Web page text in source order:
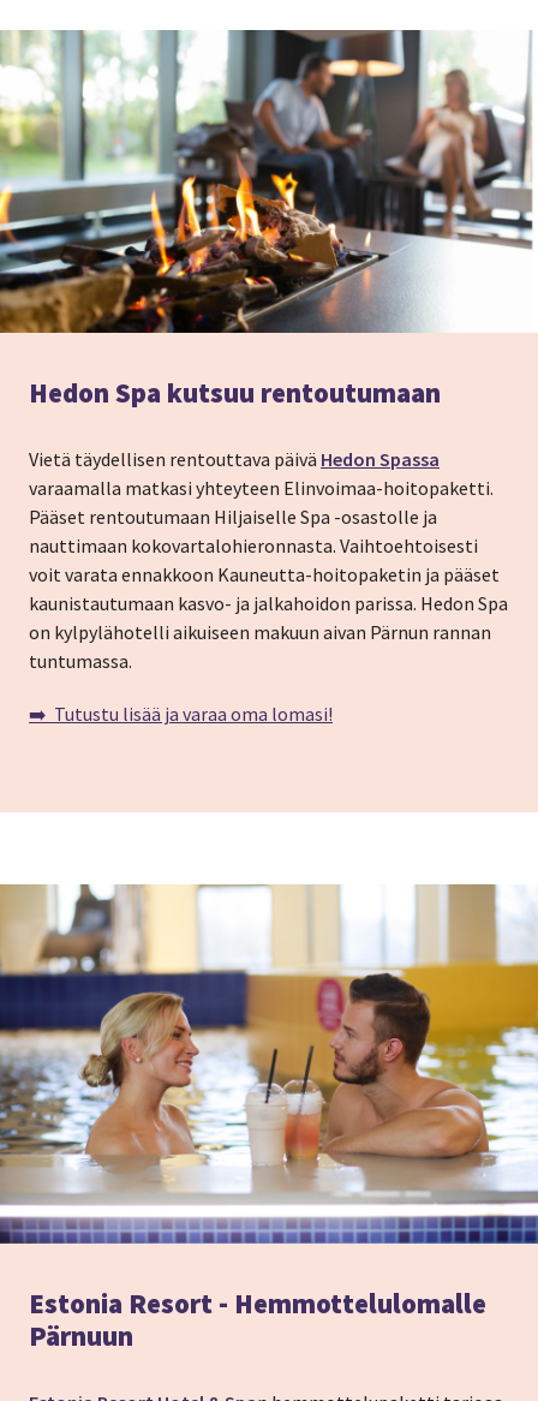
Hedon Spa kutsuu rentoutumaan
Vietä täydellisen rentouttava päivä Hedon Spassa
varaamalla matkasi yhteyteen Elinvoimaa-hoitopaketti.
Pääset rentoutumaan Hiljaiselle Spa -osastolle ja
nauttimaan kokovartalohieronnasta. Vaihtoehtoisesti
voit varata ennakkoon Kauneutta-hoitopaketin ja pääset
kaunistautumaan kasvo- ja jalkahoidon parissa. Hedon Spa
on kylpylähotelli aikuiseen makuun aivan Pärnun rannan
tuntumassa.
➡️ Tutustu lisää ja varaa oma lomasi!
Estonia Resort - Hemmottelulomalle
Pärnuun